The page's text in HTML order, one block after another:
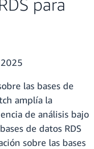
para
las bases de
amplía la
de análisis bajo
de datos RDS
sobre las bases